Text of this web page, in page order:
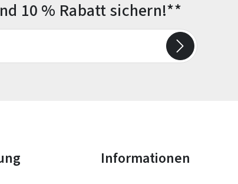
10 % Rabatt sichern!**
Informationen